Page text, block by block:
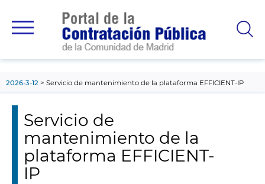
principal
2026-3-12 Servicio de mantenimiento de la plataforma EFFICIENT-IP
Servicio de
mantenimiento de la
plataforma EFFICIENT-
IP